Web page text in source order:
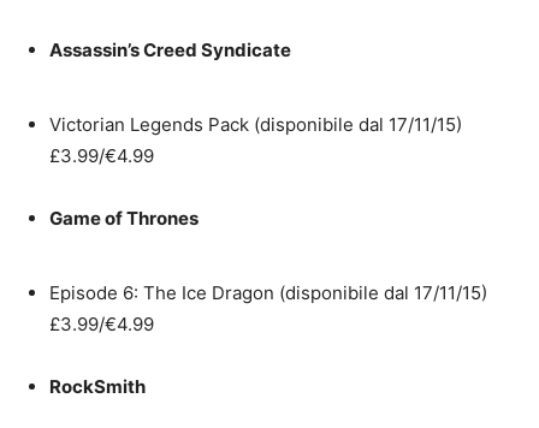
Assassin’s Creed Syndicate
Victorian Legends Pack (disponibile dal 17/11/15)
£3.99/€4.99
Game of Thrones
Episode 6: The Ice Dragon (disponibile dal 17/11/15)
£3.99/€4.99
RockSmith